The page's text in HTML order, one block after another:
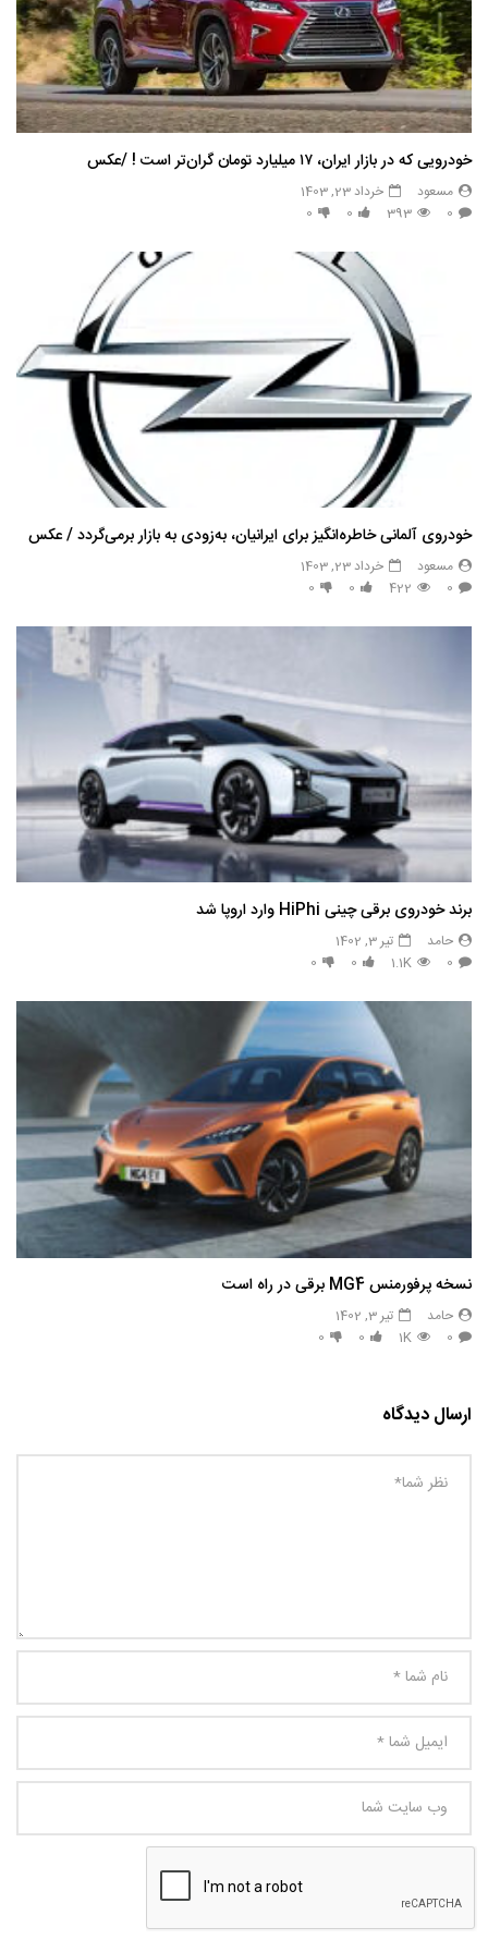
خودرویی که در بازار ایران، ۱۷ میلیارد تومان گران‌تر است ! /عکس
مسعود
خرداد 23, 1403
0
393
0
0
خودروی آلمانی خاطره‌انگیز برای ایرانیان، به‌زودی به بازار برمی‌گردد / عکس
مسعود
خرداد 23, 1403
0
422
0
0
برند خودروی برقی چینی HiPhi وارد اروپا شد
حامد
تیر 3, 1402
0
1.1K
0
0
نسخه پرفورمنس MG4 برقی در راه است
حامد
تیر 3, 1402
0
1K
0
0
ارسال دیدگاه